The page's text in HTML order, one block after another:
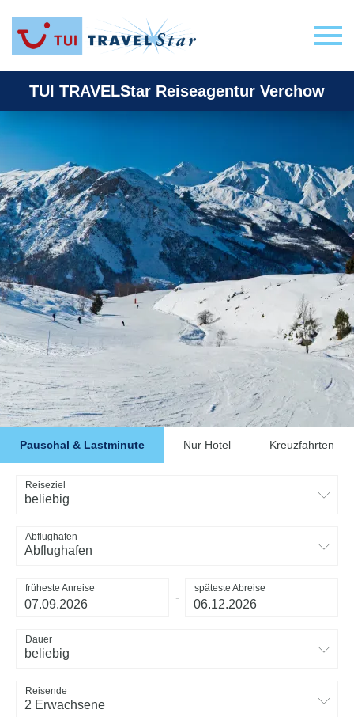
TUI TRAVELStar Reiseagentur Verchow
Pauschal & Lastminute Nur Hotel Kreuzfahrten
Reiseziel
beliebig
Abflughafen
Abflughafen
früheste Anreise
-
späteste Abreise
Dauer
beliebig
Reisende
2 Erwachsene